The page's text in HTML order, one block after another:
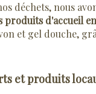
déchets, nous
produits d'accueil
et gel douche,
et produits